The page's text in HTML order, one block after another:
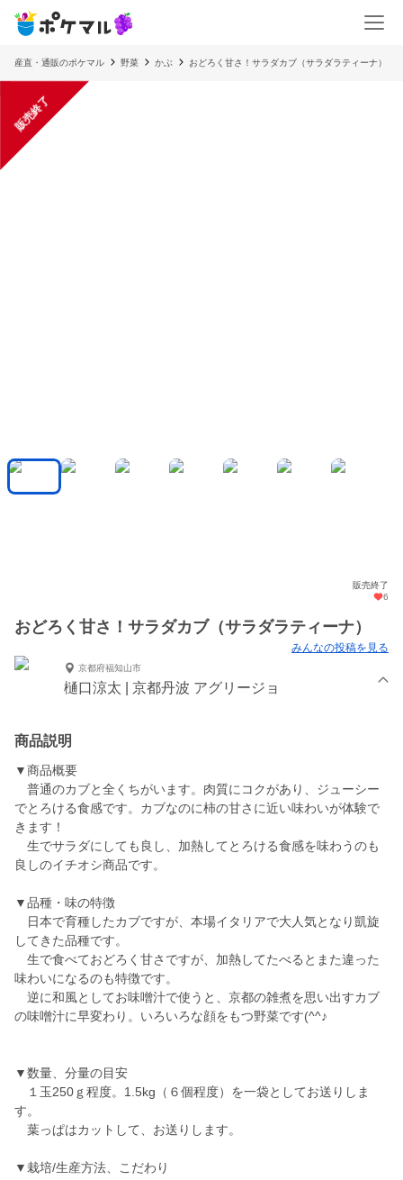
産直・通販のポケマル 野菜 かぶ おどろく甘さ！サラダカブ（サラダラティーナ）
販売終了
販売終了
6
おどろく甘さ！サラダカブ（サラダラティーナ）
みんなの投稿を見る
京都府福知山市
樋口涼太 | 京都丹波 アグリージョ
商品説明
▼商品概要
普通のカブと全くちがいます。肉質にコクがあり、ジューシー
でとろける食感です。カブなのに柿の甘さに近い味わいが体験で
きます！
生でサラダにしても良し、加熱してとろける食感を味わうのも
良しのイチオシ商品です。
▼品種・味の特徴
日本で育種したカブですが、本場イタリアで大人気となり凱旋
してきた品種です。
生で食べておどろく甘さですが、加熱してたべるとまた違った
味わいになるのも特徴です。
逆に和風としてお味噌汁で使うと、京都の雑煮を思い出すカブ
の味噌汁に早変わり。いろいろな顔をもつ野菜です(^^♪
▼数量、分量の目安
１玉250ｇ程度。1.5kg（６個程度）を一袋としてお送りしま
す。
葉っぱはカットして、お送りします。
▼栽培/生産方法、こだわり